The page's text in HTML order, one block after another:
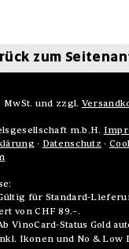
zum
und zzgl.
m.b.H.
· Datenschutz ·
für Standard-
von CHF 89.–.
VinoCard-Status Gold
Ikonen und No & Low